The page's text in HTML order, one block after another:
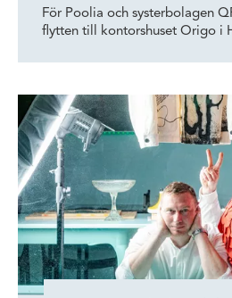
För Poolia och systerbolagen
flytten till kontorshuset Origo i
Erica Patel på
Kommunikationsbyrån Lucky